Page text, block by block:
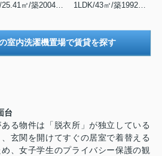
1R/25.41㎡/築2004年8月
1LDK/43㎡/築1992年6月
室内洗濯機置場で賃貸を探す
台
る物件は「脱衣所」が独立している
玄関を開けてすぐの居室で着替える
、女子学生のプライバシー保護の観